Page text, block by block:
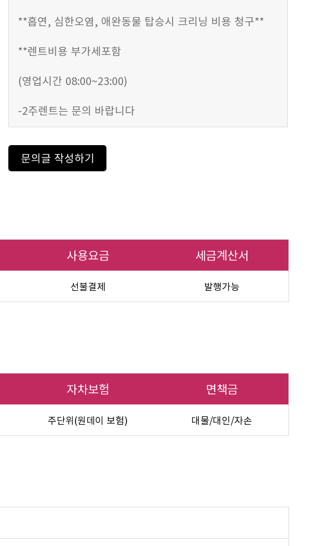
**흡연, 심한오염, 애완동물 탑승시 크리닝 비용 청구**
**렌트비용 부가세포함
(영업시간 08:00~23:00)
-2주렌트는 문의 바랍니다
문의글 작성하기
사용요금 세금계산서
선불결제 발행가능
자차보험 면책금
주단위(원데이 보험) 대물/대인/자손